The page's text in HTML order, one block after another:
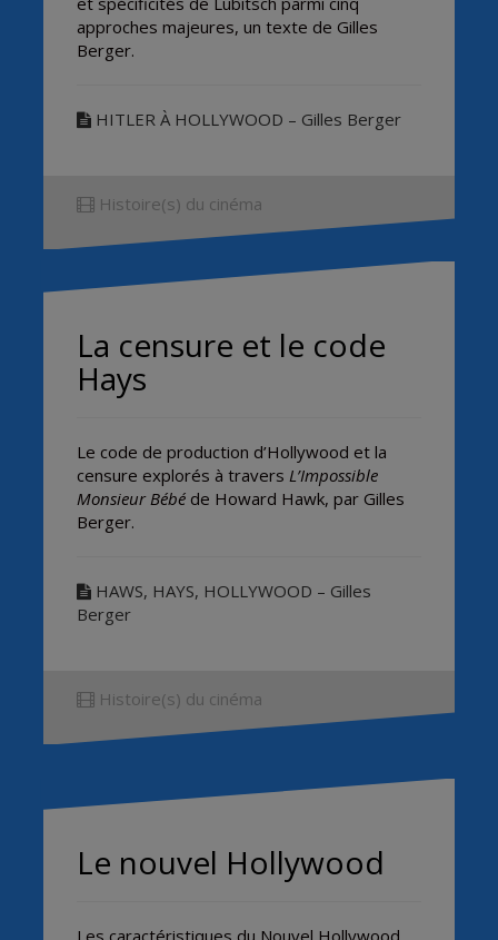
approches majeures, un texte de Gilles
Berger.
HITLER À HOLLYWOOD – Gilles Berger
Histoire(s) du cinéma
La censure et le code
Hays
Le code de production d’Hollywood et la
censure explorés à travers L’Impossible
Monsieur Bébé de Howard Hawk, par Gilles
Berger.
HAWS, HAYS, HOLLYWOOD – Gilles
Berger
Histoire(s) du cinéma
Le nouvel Hollywood